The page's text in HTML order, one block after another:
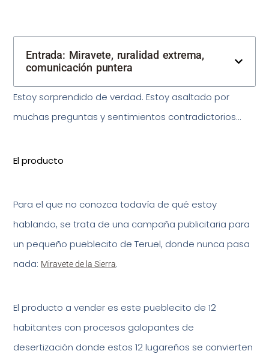
Entrada: Miravete, ruralidad extrema,
comunicación puntera
Estoy sorprendido de verdad. Estoy asaltado por
muchas preguntas y sentimientos contradictorios…
El producto
Para el que no conozca todavía de qué estoy
hablando, se trata de una campaña publicitaria para
un pequeño pueblecito de Teruel, donde nunca pasa
nada: Miravete de la Sierra.
El producto a vender es este pueblecito de 12
habitantes con procesos galopantes de
desertización donde estos 12 lugareños se convierten